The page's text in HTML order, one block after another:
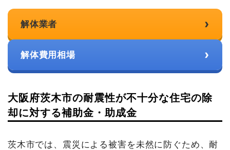
解体業者 ›
解体費用相場 ›
大阪府茨木市の耐震性が不十分な住宅の除
却に対する補助金・助成金
茨木市では、震災による被害を未然に防ぐため、耐